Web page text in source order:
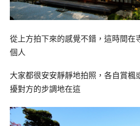
從上方拍下來的感覺不錯，這時間在
個人
大家都很安安靜靜地拍照，各自賞楓
擾對方的步調地在這